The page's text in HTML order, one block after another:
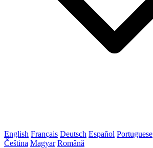
English Français Deutsch Español Portuguese
Čeština Magyar Română